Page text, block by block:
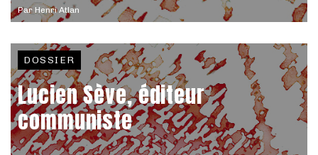
Par Henri Atlan
DOSSIER
Lucien Sève, éditeur
communiste